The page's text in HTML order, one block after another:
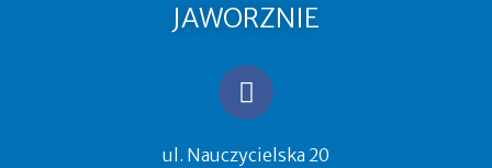
JAWORZNIE
ul. Nauczycielska 20